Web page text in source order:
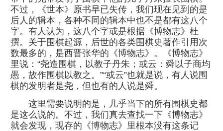
不过，《世本》原书早已失传，我们现在见到的是
后人的辑本，各种不同的辑本中也不是都有这八个
字。有人认为，这八个字或是根据《博物志》杜
撰。关于围棋起源，后世的各类围棋史著作引用次
数最多的，是西晋张华的《博物志》。《博物志》
里说：“尧造围棋，以教子丹朱；或云：舜以子商均
愚，故作围棋以教之。”“或云”也就是说，有人说围
棋的发明者是尧，但也有的人说是舜。
这里需要说明的是，几乎当下的所有围棋史都
是这么说的。不过，我们真去查找一下《博物志》
就会发现，现存的《博物志》里根本没有这条记